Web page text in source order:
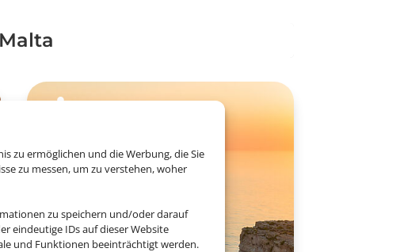
zu ermöglichen und die Werbung, die Sie
zu messen, um zu verstehen, woher
zu speichern und/oder darauf
eindeutige IDs auf dieser Website
und Funktionen beeinträchtigt werden.